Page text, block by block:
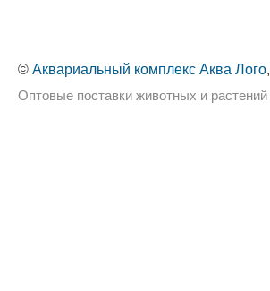
© Аквариальный комплекс Аква Лого
Оптовые поставки животных и растений